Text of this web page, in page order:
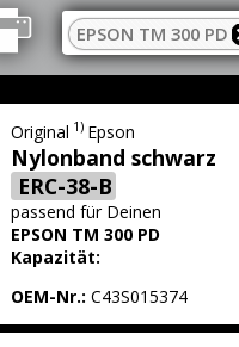
EPSON TM 300 PD
Original 1) Epson
Nylonband schwarz
ERC-38-B
passend für Deinen
EPSON TM 300 PD
Kapazität:
OEM-Nr.: C43S015374